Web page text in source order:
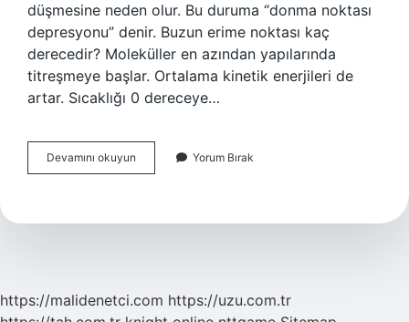
düşmesine neden olur. Bu duruma “donma noktası
depresyonu” denir. Buzun erime noktası kaç
derecedir? Moleküller en azından yapılarında
titreşmeye başlar. Ortalama kinetik enerjileri de
artar. Sıcaklığı 0 dereceye…
Devamını okuyun
Noktası
Noktası
Yorum Bırak
https://malidenetci.com https://uzu.com.tr